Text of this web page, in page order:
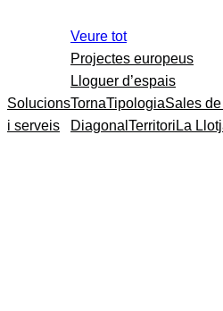
Solucions
i serveis
Veure tot
Projectes europeus
Lloguer d’espais
TornaTipologiaSales
Diagonal Territori La